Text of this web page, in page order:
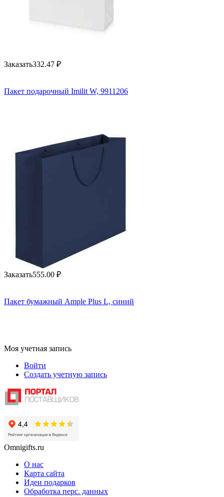
Заказать332.47 ₽
Пакет подарочный Imilit W, 9911206
Заказать555.00 ₽
Пакет бумажный Ample Plus L, синий
Моя учетная запись
Войти
Создать учетную запись
Omnigifts.ru
О нас
Карта сайта
Идеи подарков
Обработка перс. данных